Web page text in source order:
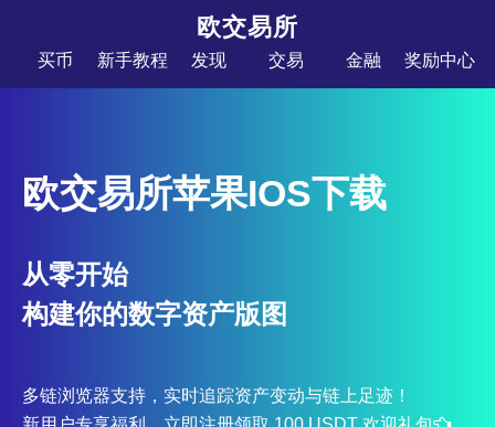
欧交易所
买币 新手教程 发现 交易 金融 奖励中心
欧交易所苹果IOS下载
从零开始
构建你的数字资产版图
多链浏览器支持，实时追踪资产变动与链上足迹！